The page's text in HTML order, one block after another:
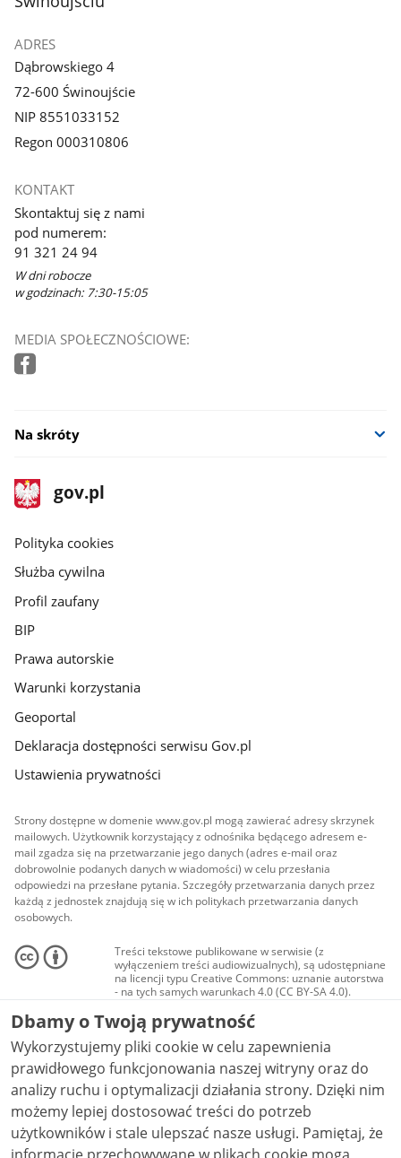
ADRES
Dąbrowskiego 4
72-600 Świnoujście
NIP 8551033152
Regon 000310806
KONTAKT
Skontaktuj się z nami
pod numerem:
91 321 24 94
W dni robocze
w godzinach: 7:30-15:05
MEDIA SPOŁECZNOŚCIOWE:
Na skróty
stopka
gov.pl
Strona
gov.pl
gov.pl
Polityka cookies
Służba cywilna
Profil zaufany
BIP
Prawa autorskie
Warunki korzystania
Geoportal
Deklaracja dostępności serwisu Gov.pl
Ustawienia prywatności
Strony dostępne w domenie www.gov.pl mogą zawierać adresy skrzynek
mailowych. Użytkownik korzystający z odnośnika będącego adresem e-
mail zgadza się na przetwarzanie jego danych (adres e-mail oraz
dobrowolnie podanych danych w wiadomości) w celu przesłania
odpowiedzi na przesłane pytania. Szczegóły przetwarzania danych przez
każdą z jednostek znajdują się w ich politykach przetwarzania danych
osobowych.
Treści tekstowe publikowane w serwisie (z
wyłączeniem treści audiowizualnych), są udostępniane
na licencji typu Creative Commons: uznanie autorstwa
- na tych samych warunkach 4.0 (CC BY-SA 4.0).
Materiały audiowizualne, w tym zdjęcia, materiały
audio i wideo, są udostępniane na licencji typu
Creative Commons: uznanie autorstwa użycie
niekomercyjne - bez utworów zależnych 4.0 (CC BY-
NC-ND 4.0), o ile nie jest to stwierdzone inaczej.
Dbamy o Twoją prywatność
Wykorzystujemy pliki cookie w celu zapewnienia
prawidłowego funkcjonowania naszej witryny oraz do
analizy ruchu i optymalizacji działania strony. Dzięki nim
możemy lepiej dostosować treści do potrzeb
użytkowników i stale ulepszać nasze usługi. Pamiętaj, że